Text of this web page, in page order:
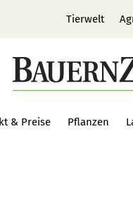
Tierwelt
& Preise Pflanzen